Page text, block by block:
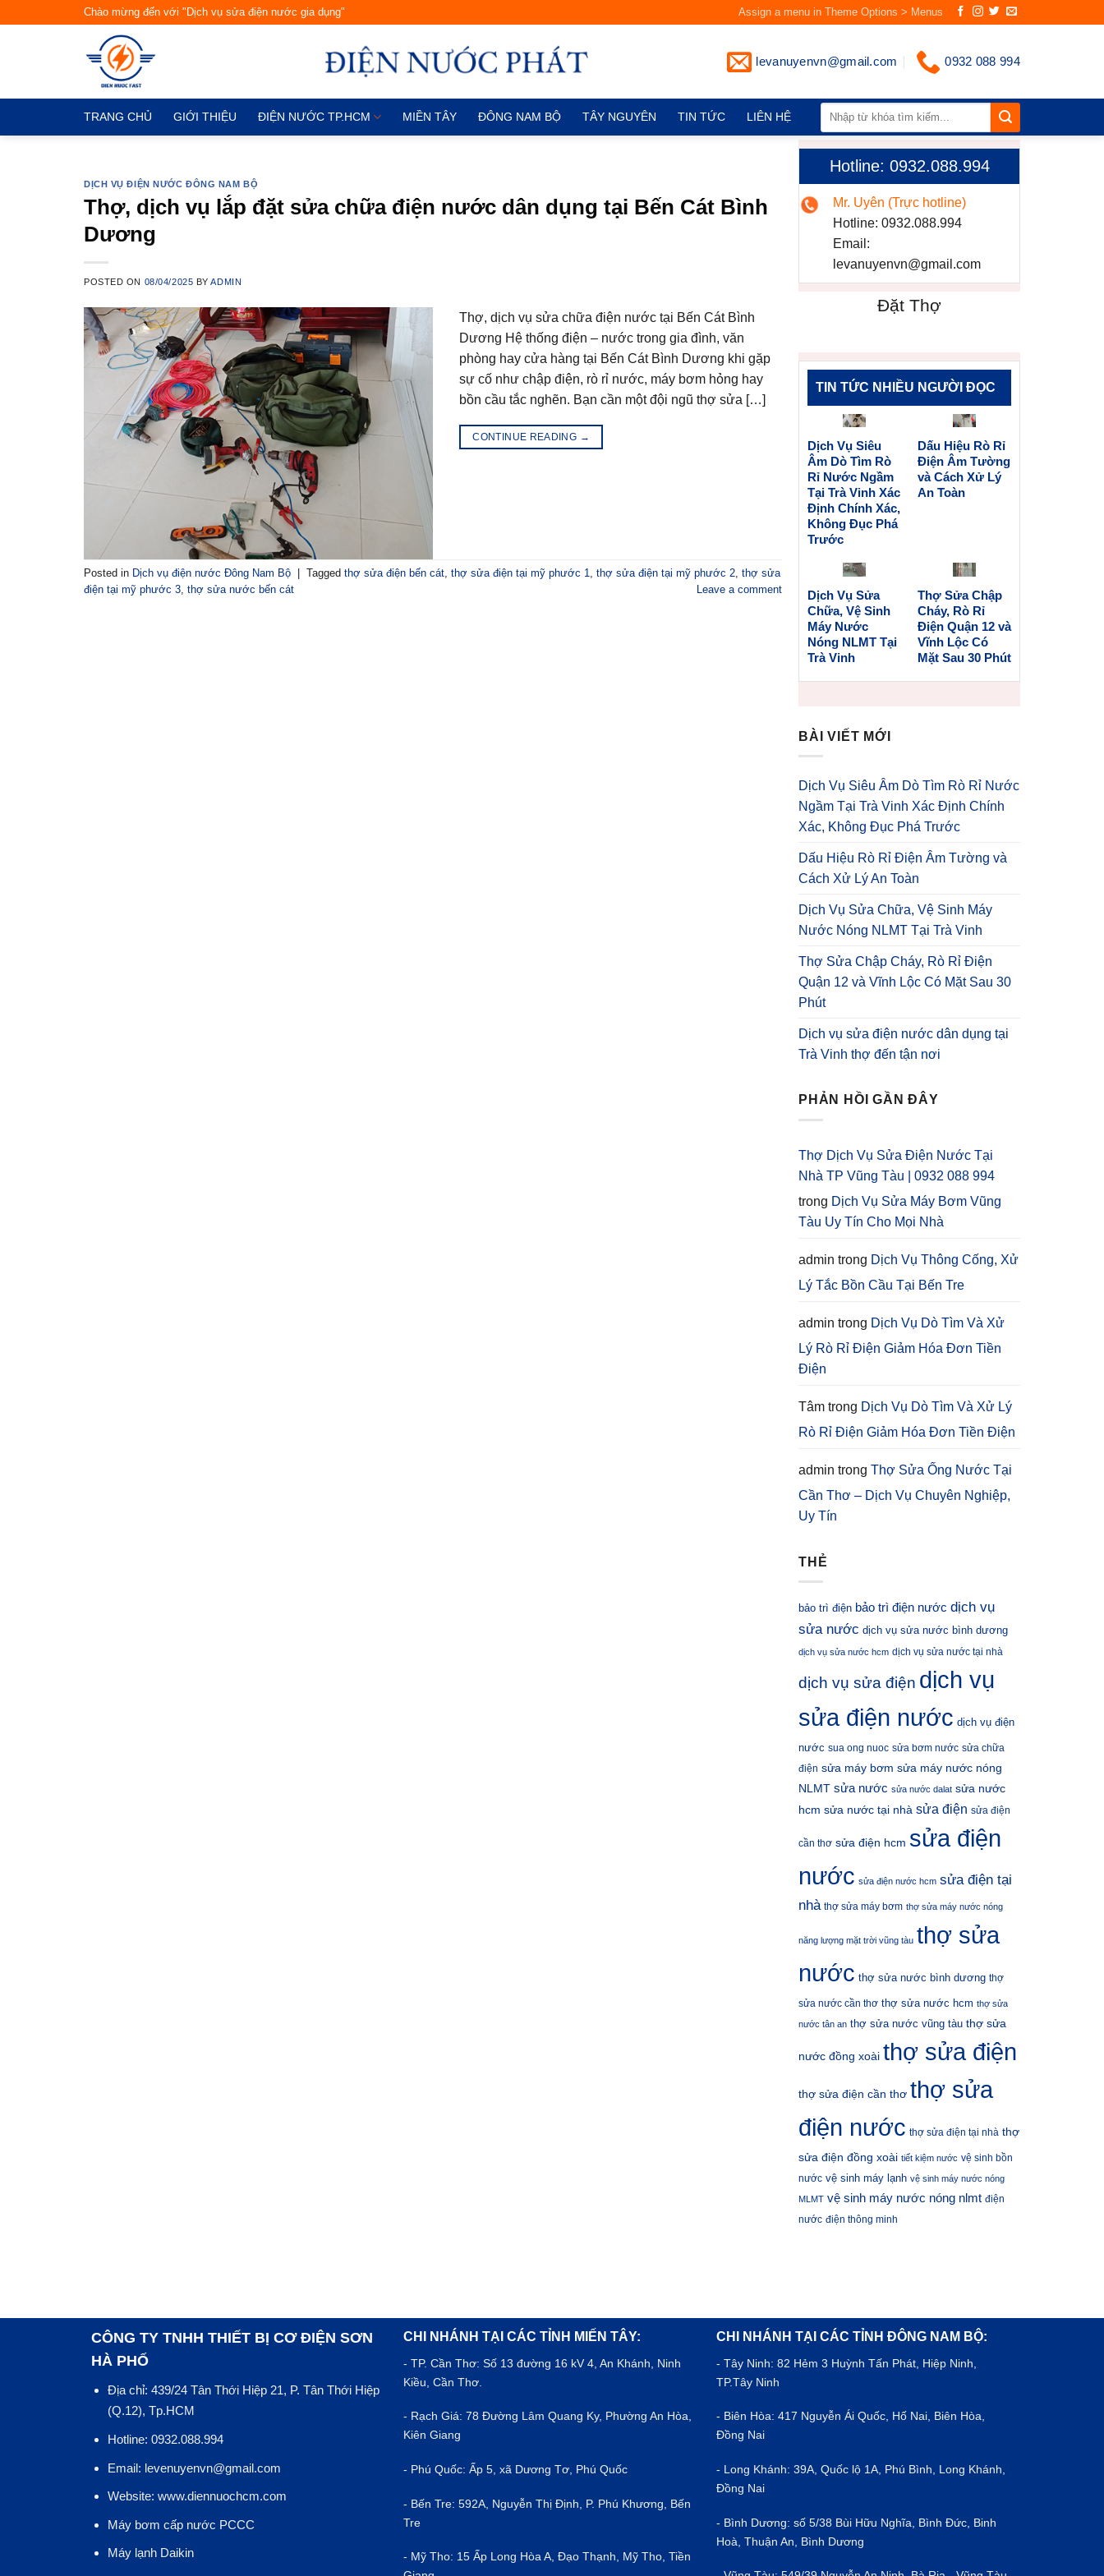
Chào mừng đến với "Dịch vụ sửa điện nước gia dụng" Assign a menu in Theme Options > Menus
levanuyenvn@gmail.com 0932 088 994
TRANG CHỦ GIỚI THIỆU ĐIỆN NƯỚC TP.HCM MIỀN TÂY ĐÔNG NAM BỘ TÂY NGUYÊN TIN TỨC LIÊN HỆ
DỊCH VỤ ĐIỆN NƯỚC ĐÔNG NAM BỘ
Thợ, dịch vụ lắp đặt sửa chữa điện nước dân dụng tại Bến Cát Bình
Dương
POSTED ON 08/04/2025 BYADMIN
Thợ, dịch vụ sửa chữa điện nước tại Bến Cát Bình
Dương Hệ thống điện – nước trong gia đình, văn
phòng hay cửa hàng tại Bến Cát Bình Dương khi gặp
sự cố như chập điện, rò rỉ nước, máy bơm hỏng hay
bồn cầu tắc nghẽn. Bạn cần một đội ngũ thợ sửa […]
CONTINUE READING →
Posted in Dịch vụ điện nước Đông Nam Bộ Tagged thợ sửa điện bến cát, thợ sửa điện tại mỹ phước 1, thợ sửa điện tại mỹ phước 2, thợ sửa
điện tại mỹ phước 3, thợ sửa nước bến cát Leave a comment
Hotline: 0932.088.994
Mr. Uyên (Trực hotline)
Hotline: 0932.088.994
Email:
levanuyenvn@gmail.com
Đặt Thợ
TIN TỨC NHIỀU NGƯỜI ĐỌC
Dịch Vụ Siêu
Âm Dò Tìm Rò
Rỉ Nước Ngầm
Tại Trà Vinh Xác
Định Chính Xác,
Không Đục Phá
Trước
Dấu Hiệu Rò Rỉ
Điện Âm Tường
và Cách Xử Lý
An Toàn
Dịch Vụ Sửa
Chữa, Vệ Sinh
Máy Nước
Nóng NLMT Tại
Trà Vinh
Thợ Sửa Chập
Cháy, Rò Rỉ
Điện Quận 12 và
Vĩnh Lộc Có
Mặt Sau 30 Phút
BÀI VIẾT MỚI
Dịch Vụ Siêu Âm Dò Tìm Rò Rỉ Nước
Ngầm Tại Trà Vinh Xác Định Chính
Xác, Không Đục Phá Trước
Dấu Hiệu Rò Rỉ Điện Âm Tường và
Cách Xử Lý An Toàn
Dịch Vụ Sửa Chữa, Vệ Sinh Máy
Nước Nóng NLMT Tại Trà Vinh
Thợ Sửa Chập Cháy, Rò Rỉ Điện
Quận 12 và Vĩnh Lộc Có Mặt Sau 30
Phút
Dịch vụ sửa điện nước dân dụng tại
Trà Vinh thợ đến tận nơi
PHẢN HỒI GẦN ĐÂY
Thợ Dịch Vụ Sửa Điện Nước Tại
Nhà TP Vũng Tàu | 0932 088 994
trong Dịch Vụ Sửa Máy Bơm Vũng
Tàu Uy Tín Cho Mọi Nhà
admin trong Dịch Vụ Thông Cống, Xử
Lý Tắc Bồn Cầu Tại Bến Tre
admin trong Dịch Vụ Dò Tìm Và Xử
Lý Rò Rỉ Điện Giảm Hóa Đơn Tiền
Điện
Tâm trong Dịch Vụ Dò Tìm Và Xử Lý
Rò Rỉ Điện Giảm Hóa Đơn Tiền Điện
admin trong Thợ Sửa Ống Nước Tại
Cần Thơ – Dịch Vụ Chuyên Nghiệp,
Uy Tín
THẺ
bảo trì điện bảo trì điện nước dịch vụ
sửa nước dịch vụ sửa nước bình dương
dịch vụ sửa nước hcm dịch vụ sửa nước tại nhà
dịch vụ sửa điện dịch vụ
sửa điện nước dịch vụ điện
nước sua ong nuoc sửa bơm nước sửa chữa
điện sửa máy bơm sửa máy nước nóng
NLMT sửa nước sửa nước dalat sửa nước
hcm sửa nước tại nhà sửa điện sửa điện
cần thơ sửa điện hcm sửa điện
nước sửa điện nước hcm sửa điện tại
nhà thợ sửa máy bơm thợ sửa máy nước nóng
năng lượng mặt trời vũng tàu thợ sửa
nước thợ sửa nước bình dương thợ
sửa nước cần thơ thợ sửa nước hcm thợ sửa
nước tân an thợ sửa nước vũng tàu thợ sửa
nước đồng xoài thợ sửa điện
thợ sửa điện cần thơ thợ sửa
điện nước thợ sửa điện tại nhà thợ
sửa điện đồng xoài tiết kiệm nước vệ sinh bồn
nước vệ sinh máy lạnh vệ sinh máy nước nóng
MLMT vệ sinh máy nước nóng nlmt điện
nước điện thông minh
CÔNG TY TNHH THIẾT BỊ CƠ ĐIỆN SƠN
HÀ PHỐ
Địa chỉ: 439/24 Tân Thới Hiệp 21, P. Tân Thới Hiệp
(Q.12), Tp.HCM
Hotline: 0932.088.994
Email: levenuyenvn@gmail.com
Website: www.diennuochcm.com
Máy bơm cấp nước PCCC
Máy lạnh Daikin
CHI NHÁNH TẠI CÁC TỈNH MIẾN TÂY:
- TP.Cần Thơ: Số 13 đường 16 kV 4, An Khánh, Ninh
Kiều, Cần Thơ.
- Rạch Giá: 78 Đường Lâm Quang Ky, Phường An Hòa,
Kiên Giang
- Phú Quốc: Ấp 5, xã Dương Tơ, Phú Quốc
- Bến Tre: 592A, Nguyễn Thị Định, P. Phú Khương, Bến
Tre
- Mỹ Tho: 15 Ấp Long Hòa A, Đạo Thạnh, Mỹ Tho, Tiền
CHI NHÁNH TẠI CÁC TỈNH ĐÔNG NAM BỘ:
- Tây Ninh: 82 Hẻm 3 Huỳnh Tấn Phát, Hiệp Ninh,
TP.Tây Ninh
- Biên Hòa: 417 Nguyễn Ái Quốc, Hố Nai, Biên Hòa,
Đồng Nai
- Long Khánh: 39A, Quốc lộ 1A, Phú Bình, Long Khánh,
Đồng Nai
- Bình Dương: số 5/38 Bùi Hữu Nghĩa, Bình Đức, Binh
Hoà, Thuận An, Bình Dương